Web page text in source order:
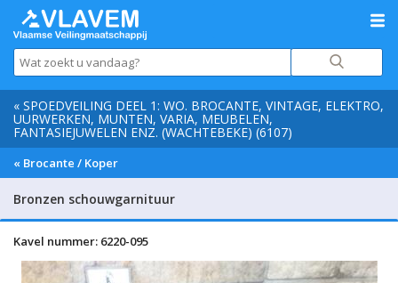
« SPOEDVEILING DEEL 1: WO. BROCANTE, VINTAGE, ELEKTRO,
UURWERKEN, MUNTEN, VARIA, MEUBELEN,
FANTASIEJUWELEN ENZ. (WACHTEBEKE) (6107)
« Brocante / Koper
Bronzen schouwgarnituur
Kavel nummer: 6220-095